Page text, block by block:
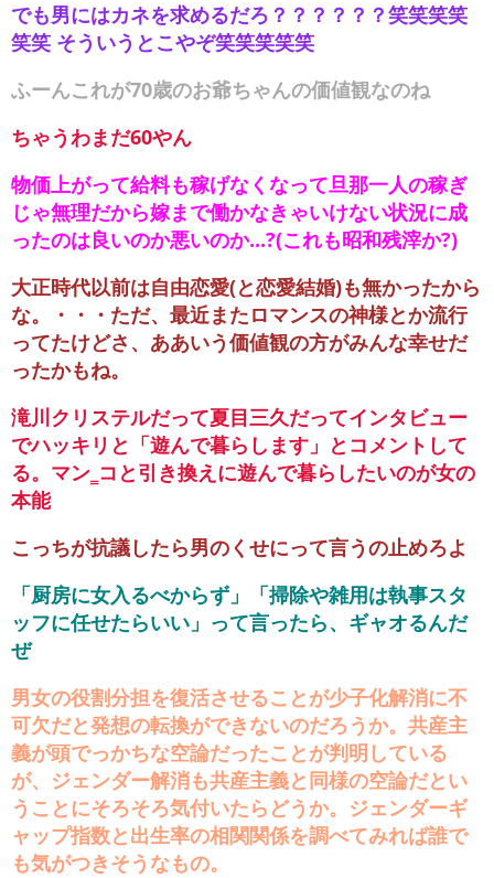
でも男にはカネを求めるだろ？？？？？？笑笑笑笑
笑笑 そういうとこやぞ笑笑笑笑笑
ふーんこれが70歳のお爺ちゃんの価値観なのね
ちゃうわまだ60やん
物価上がって給料も稼げなくなって旦那一人の稼ぎ
じゃ無理だから嫁まで働かなきゃいけない状況に成
ったのは良いのか悪いのか...?(これも昭和残滓か?)
大正時代以前は自由恋愛(と恋愛結婚)も無かったから
な。・・・ただ、最近またロマンスの神様とか流行
ってたけどさ、ああいう価値観の方がみんな幸せだ
ったかもね。
滝川クリステルだって夏目三久だってインタビュー
でハッキリと「遊んで暮らします」とコメントして
る。マン‗コと引き換えに遊んで暮らしたいのが女の
本能
こっちが抗議したら男のくせにって言うの止めろよ
「厨房に女入るべからず」「掃除や雑用は執事スタ
ッフに任せたらいい」って言ったら、ギャオるんだ
ぜ
男女の役割分担を復活させることが少子化解消に不
可欠だと発想の転換ができないのだろうか。共産主
義が頭でっかちな空論だったことが判明している
が、ジェンダー解消も共産主義と同様の空論だとい
うことにそろそろ気付いたらどうか。ジェンダーギ
ャップ指数と出生率の相関関係を調べてみれば誰で
も気がつきそうなもの。